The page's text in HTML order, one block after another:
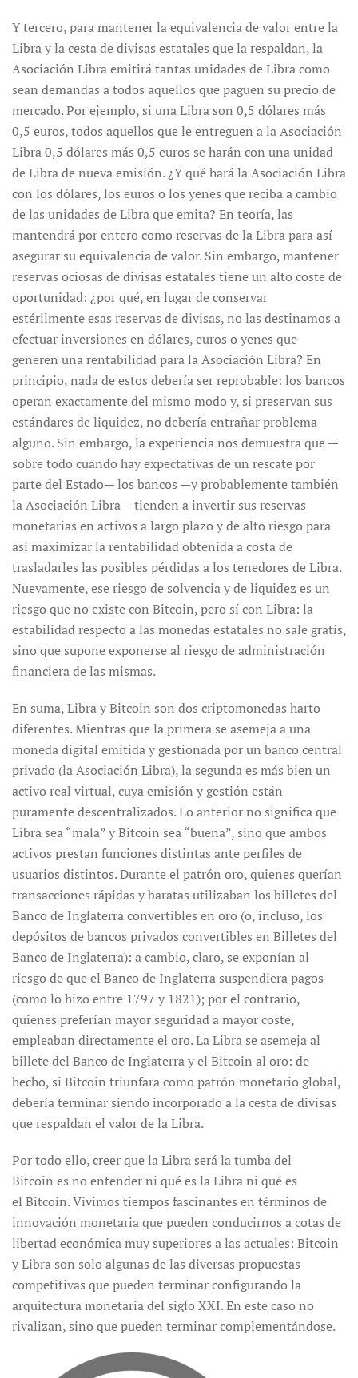
Y tercero, para mantener la equivalencia de valor entre la
Libra y la cesta de divisas estatales que la respaldan, la
Asociación Libra emitirá tantas unidades de Libra como
sean demandas a todos aquellos que paguen su precio de
mercado. Por ejemplo, si una Libra son 0,5 dólares más
0,5 euros, todos aquellos que le entreguen a la Asociación
Libra 0,5 dólares más 0,5 euros se harán con una unidad
de Libra de nueva emisión. ¿Y qué hará la Asociación Libra
con los dólares, los euros o los yenes que reciba a cambio
de las unidades de Libra que emita? En teoría, las
mantendrá por entero como reservas de la Libra para así
asegurar su equivalencia de valor. Sin embargo, mantener
reservas ociosas de divisas estatales tiene un alto coste de
oportunidad: ¿por qué, en lugar de conservar
estérilmente esas reservas de divisas, no las destinamos a
efectuar inversiones en dólares, euros o yenes que
generen una rentabilidad para la Asociación Libra? En
principio, nada de estos debería ser reprobable: los bancos
operan exactamente del mismo modo y, si preservan sus
estándares de liquidez, no debería entrañar problema
alguno. Sin embargo, la experiencia nos demuestra que —
sobre todo cuando hay expectativas de un rescate por
parte del Estado— los bancos —y probablemente también
la Asociación Libra— tienden a invertir sus reservas
monetarias en activos a largo plazo y de alto riesgo para
así maximizar la rentabilidad obtenida a costa de
trasladarles las posibles pérdidas a los tenedores de Libra.
Nuevamente, ese riesgo de solvencia y de liquidez es un
riesgo que no existe con Bitcoin, pero sí con Libra: la
estabilidad respecto a las monedas estatales no sale gratis,
sino que supone exponerse al riesgo de administración
financiera de las mismas.
En suma, Libra y Bitcoin son dos criptomonedas harto
diferentes. Mientras que la primera se asemeja a una
moneda digital emitida y gestionada por un banco central
privado (la Asociación Libra), la segunda es más bien un
activo real virtual, cuya emisión y gestión están
puramente descentralizados. Lo anterior no significa que
Libra sea “mala” y Bitcoin sea “buena”, sino que ambos
activos prestan funciones distintas ante perfiles de
usuarios distintos. Durante el patrón oro, quienes querían
transacciones rápidas y baratas utilizaban los billetes del
Banco de Inglaterra convertibles en oro (o, incluso, los
depósitos de bancos privados convertibles en Billetes del
Banco de Inglaterra): a cambio, claro, se exponían al
riesgo de que el Banco de Inglaterra suspendiera pagos
(como lo hizo entre 1797 y 1821); por el contrario,
quienes preferían mayor seguridad a mayor coste,
empleaban directamente el oro. La Libra se asemeja al
billete del Banco de Inglaterra y el Bitcoin al oro: de
hecho, si Bitcoin triunfara como patrón monetario global,
debería terminar siendo incorporado a la cesta de divisas
que respaldan el valor de la Libra.
Por todo ello, creer que la Libra será la tumba del
Bitcoin es no entender ni qué es la Libra ni qué es
el Bitcoin. Vivimos tiempos fascinantes en términos de
innovación monetaria que pueden conducirnos a cotas de
libertad económica muy superiores a las actuales: Bitcoin
y Libra son solo algunas de las diversas propuestas
competitivas que pueden terminar configurando la
arquitectura monetaria del siglo XXI. En este caso no
rivalizan, sino que pueden terminar complementándose.